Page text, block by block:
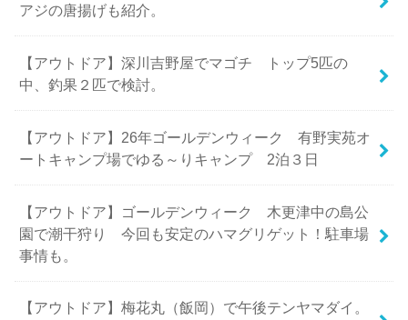
アジの唐揚げも紹介。
【アウトドア】深川吉野屋でマゴチ トップ5匹の
中、釣果２匹で検討。
【アウトドア】26年ゴールデンウィーク 有野実苑オ
ートキャンプ場でゆる～りキャンプ 2泊３日
【アウトドア】ゴールデンウィーク 木更津中の島公
園で潮干狩り 今回も安定のハマグリゲット！駐車場
事情も。
【アウトドア】梅花丸（飯岡）で午後テンヤマダイ。